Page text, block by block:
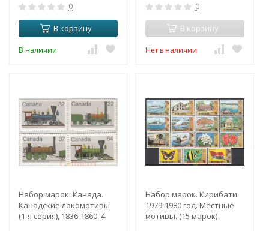
0
В корзину
В наличии
0
В корзину
Нет в наличии
Набор марок. Канада.
Канадские локомотивы
(1-я серия), 1836-1860. 4
Набор марок. Кирибати
1979-1980 год. Местные
мотивы. (15 марок)